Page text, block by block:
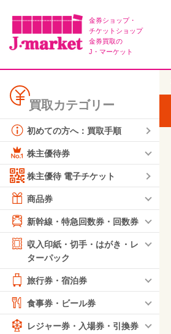
金券ショップ・
チケットショップ
金券買取の
J・マーケット
買取カテゴリー
初めての方へ：買取手順
株主優待券
株主優待 電子チケット
商品券
新幹線・特急回数券・回数券
収入印紙・切手・はがき・レ
ターパック
旅行券・宿泊券
食事券・ビール券
レジャー券・入場券・引換券